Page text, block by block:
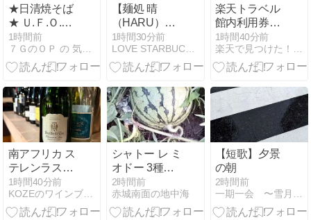
★日清焼そば
★ Ｕ.Ｆ.Ｏ.
CUP
NOODLE
SEAFOOD
1時間前
７ＧのＯＰ の 気ままに
【麺処 晴
（HARU）】
入谷駅
1時間30分前
LOVE STARBUCKS COFFEE
楽天トラベル
館内利用券は
どこで使える
対象サービス
と使い切る確
1時間40分前
楽天で見つけた！厳選グッズ
南アフリカ ス
テレンラスト
クレメント・
ド・リュール
MCC ロゼ・
1時間40分前
KOZEのワインブログ
シャトー レ ミ
オドー 3種類
そろいまし
た！ 夕刻の収
穫
2時間前
赤城南面の地中海
【短歌】夕景
の朝
2時間前
一期一会 〜雪月花のとき…〜